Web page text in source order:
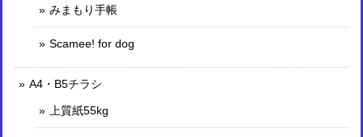
みまもり手帳
Scamee! for dog
A4・B5チラシ
上質紙55kg